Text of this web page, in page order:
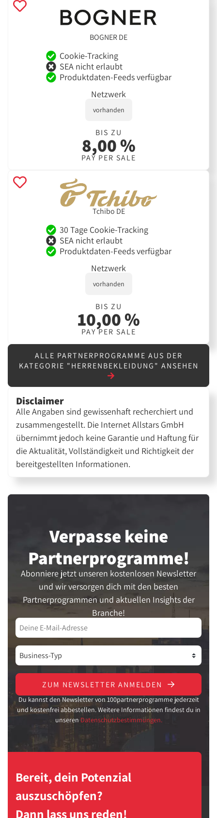
BOGNER DE
Cookie-Tracking
SEA nicht erlaubt
Produktdaten-Feeds verfügbar
Netzwerk
vorhanden
BIS ZU
8,00 %
PAY PER SALE
Tchibo DE
30 Tage Cookie-Tracking
SEA nicht erlaubt
Produktdaten-Feeds verfügbar
Netzwerk
vorhanden
BIS ZU
10,00 %
PAY PER SALE
ALLE PARTNERPROGRAMME AUS DER
KATEGORIE "HERRENBEKLEIDUNG" ANSEHEN
Disclaimer
Alle Angaben sind gewissenhaft recherchiert und
zusammengestellt. Die Internet Allstars GmbH
übernimmt jedoch keine Garantie und Haftung für
die Aktualität, Vollständigkeit und Richtigkeit der
bereitgestellten Informationen.
Verpasse keine
Partner­programme!
Abonniere jetzt unseren kostenlosen Newsletter
und wir versorgen dich mit den besten
Partnerprogrammen und aktuellen Insights der
Branche!
ZUM NEWSLETTER ANMELDEN
Du kannst den Newsletter von 100partnerprogramme jederzeit
und kostenfrei abbestellen. Weitere Informationen findest du in
unseren Datenschutzbestimmungen.
Bereit, dein Potenzial
auszuschöpfen?
Dann lass uns reden!